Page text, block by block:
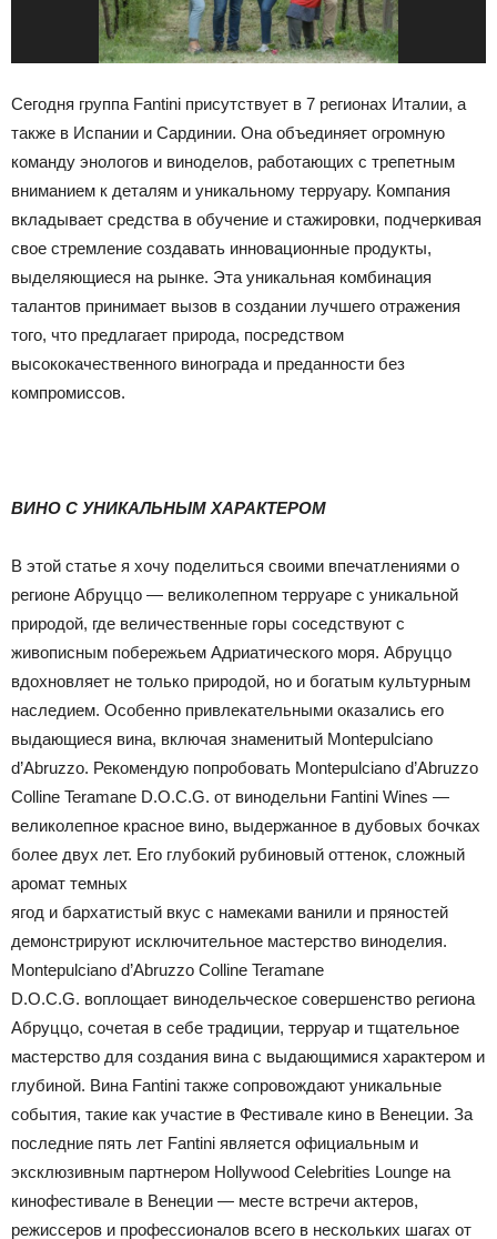
Сегодня группа Fantini присутствует в 7 регионах Италии, а
также в Испании и Сардинии. Она объединяет огромную
команду энологов и виноделов, работающих с трепетным
вниманием к деталям и уникальному терруару. Компания
вкладывает средства в обучение и стажировки, подчеркивая
свое стремление создавать инновационные продукты,
выделяющиеся на рынке. Эта уникальная комбинация
талантов принимает вызов в создании лучшего отражения
того, что предлагает природа, посредством
высококачественного винограда и преданности без
компромиссов.
ВИНО С УНИКАЛЬНЫМ ХАРАКТЕРОМ
В этой статье я хочу поделиться своими впечатлениями о
регионе Абруццо — великолепном терруаре с уникальной
природой, где величественные горы соседствуют с
живописным побережьем Адриатического моря. Абруццо
вдохновляет не только природой, но и богатым культурным
наследием. Особенно привлекательными оказались его
выдающиеся вина, включая знаменитый Montepulciano
d’Abruzzo. Рекомендую попробовать Montepulciano d’Abruzzo
Colline Teramane D.O.C.G. от винодельни Fantini Wines —
великолепное красное вино, выдержанное в дубовых бочках
более двух лет. Его глубокий рубиновый оттенок, сложный
аромат темных
ягод и бархатистый вкус с намеками ванили и пряностей
демонстрируют исключительное мастерство виноделия.
Montepulciano d’Abruzzo Colline Teramane
D.O.C.G. воплощает винодельческое совершенство региона
Абруццо, сочетая в себе традиции, терруар и тщательное
мастерство для создания вина с выдающимися характером и
глубиной. Вина Fantini также сопровождают уникальные
события, такие как участие в Фестивале кино в Венеции. За
последние пять лет Fantini является официальным и
эксклюзивным партнером Hollywood Celebrities Lounge на
кинофестивале в Венеции — месте встречи актеров,
режиссеров и профессионалов всего в нескольких шагах от